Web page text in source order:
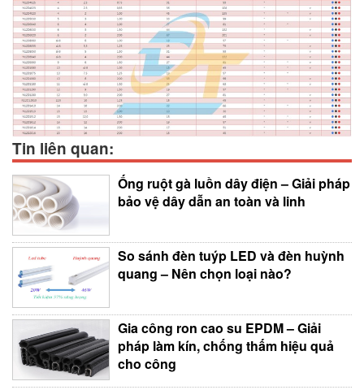
Tin liên quan:
Ống ruột gà luồn dây điện – Giải pháp
bảo vệ dây dẫn an toàn và linh
So sánh đèn tuýp LED và đèn huỳnh
quang – Nên chọn loại nào?
Gia công ron cao su EPDM – Giải
pháp làm kín, chống thấm hiệu quả
cho công